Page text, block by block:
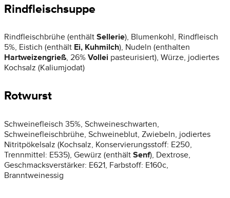
Rindfleischsuppe
Rindfleischbrühe (enthält Sellerie), Blumenkohl, Rindfleisch
5%, Eistich (enthält Ei, Kuhmilch), Nudeln (enthalten
Hartweizengrieß, 26% Vollei pasteurisiert), Würze, jodiertes
Kochsalz (Kaliumjodat)
Rotwurst
Schweinefleisch 35%, Schweineschwarten,
Schweinefleischbrühe, Schweineblut, Zwiebeln, jodiertes
Nitritpökelsalz (Kochsalz, Konservierungsstoff: E250,
Trennmittel: E535), Gewürz (enthält Senf), Dextrose,
Geschmacksverstärker: E621, Farbstoff: E160c,
Branntweinessig